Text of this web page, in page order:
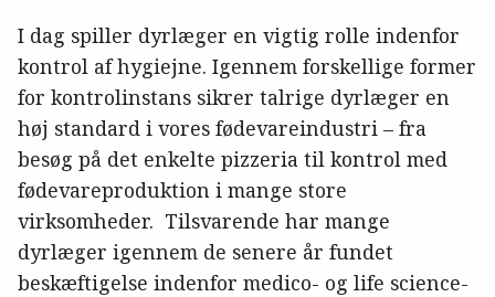
I dag spiller dyrlæger en vigtig rolle indenfor
kontrol af hygiejne. Igennem forskellige former
for kontrolinstans sikrer talrige dyrlæger en
høj standard i vores fødevareindustri – fra
besøg på det enkelte pizzeria til kontrol med
fødevareproduktion i mange store
virksomheder. Tilsvarende har mange
dyrlæger igennem de senere år fundet
beskæftigelse indenfor medico- og life science-